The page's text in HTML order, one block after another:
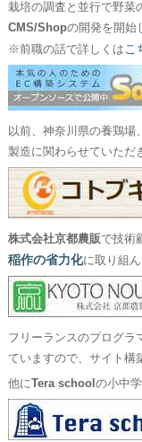
栽培の調査と並行で野菜
CMS/Shopの開発を開始
※前職の話で詳しくはこ
以前、神奈川県の養鶏場、
製造に関わらせていただ
株式会社京都農販で技術
稲作の省力化に取り組ん
フリーランスのプログラ
ていますので、サイト構
他にTera school の小中